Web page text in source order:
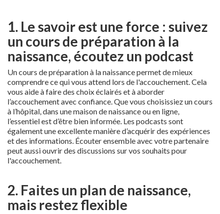
1. Le savoir est une force : suivez
un cours de préparation à la
naissance, écoutez un podcast
Un cours de préparation à la naissance permet de mieux
comprendre ce qui vous attend lors de l'accouchement. Cela
vous aide à faire des choix éclairés et à aborder
l’accouchement avec confiance. Que vous choisissiez un cours
à l’hôpital, dans une maison de naissance ou en ligne,
l’essentiel est d’être bien informée. Les podcasts sont
également une excellente manière d’acquérir des expériences
et des informations. Écouter ensemble avec votre partenaire
peut aussi ouvrir des discussions sur vos souhaits pour
l'accouchement.
2. Faites un plan de naissance,
mais restez flexible